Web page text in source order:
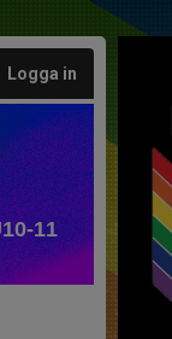
Logga in
11